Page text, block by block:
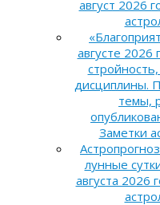
август 2026
августе 2026
дисциплины.
темы,
Заметки
лунные
августа 2026